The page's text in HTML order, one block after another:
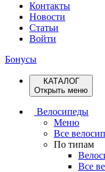
Контакты
Новости
Статьи
Войти
Бонусы
КАТАЛОГ
Открыть меню
Велосипеды
Меню
Все
По типам
Все